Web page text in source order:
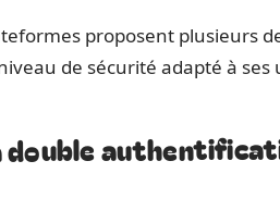
proposent plusieurs
de sécurité adapté à ses